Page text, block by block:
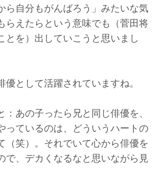
ら自分もがんばろう」みたいな気
らえたらという意味でも（菅田将
とを）出していこうと思いまし
として活躍されていますね。
：あの子ったら兄と同じ俳優を、
っているのは、どういうハートの
（笑）。それでいて心から俳優を
で、デカくなるなと思いながら見